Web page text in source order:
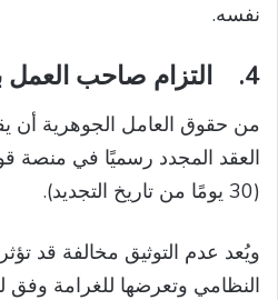
نفسه.
4. التزام صاحب العمل
من حقوق العامل الجوهرية أن
العقد المجدد رسميًا في منصة
(30 يومًا من تاريخ التجديد).
ويُعد عدم التوثيق مخالفة قد
النظامي وتعرضها للغرامة وفق